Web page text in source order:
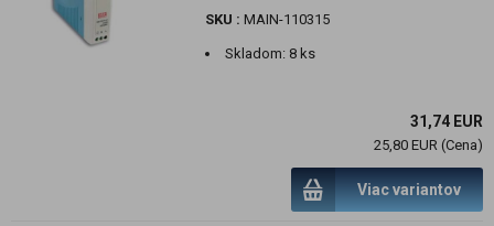
SKU : MAIN-110315
Skladom: 8 ks
31,74 EUR
25,80 EUR (Cena)
Viac variantov